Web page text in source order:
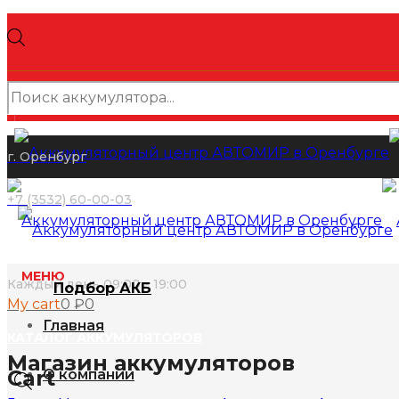
Поиск
товаров
МЕНЮ
Главная
О компании
г. Оренбург
+7 (3532) 60-00-03
Каждый день 09:00 - 19:00
My cart0 ₽0
Cart
Подбор АКБ
КАТАЛОГ АККУМУЛЯТОРОВ
Поиск
Магазин аккумуляторов